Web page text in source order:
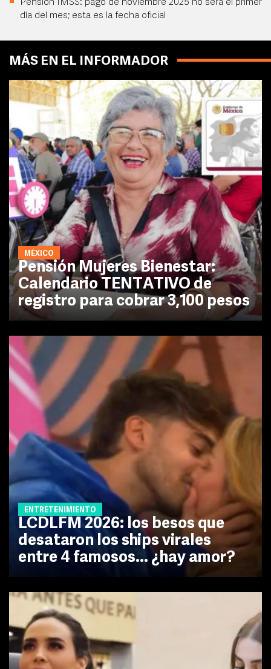
Pensión IMSS: pago de noviembre 2025 no será el primer
día del mes; esta es la fecha oficial
MÁS EN EL INFORMADOR
MÉXICO
Pensión Mujeres Bienestar:
Calendario TENTATIVO de
registro para cobrar 3,100 pesos
ENTRETENIMIENTO
LCDLFM 2026: los besos que
desataron los ships virales
entre 4 famosos... ¿hay amor?